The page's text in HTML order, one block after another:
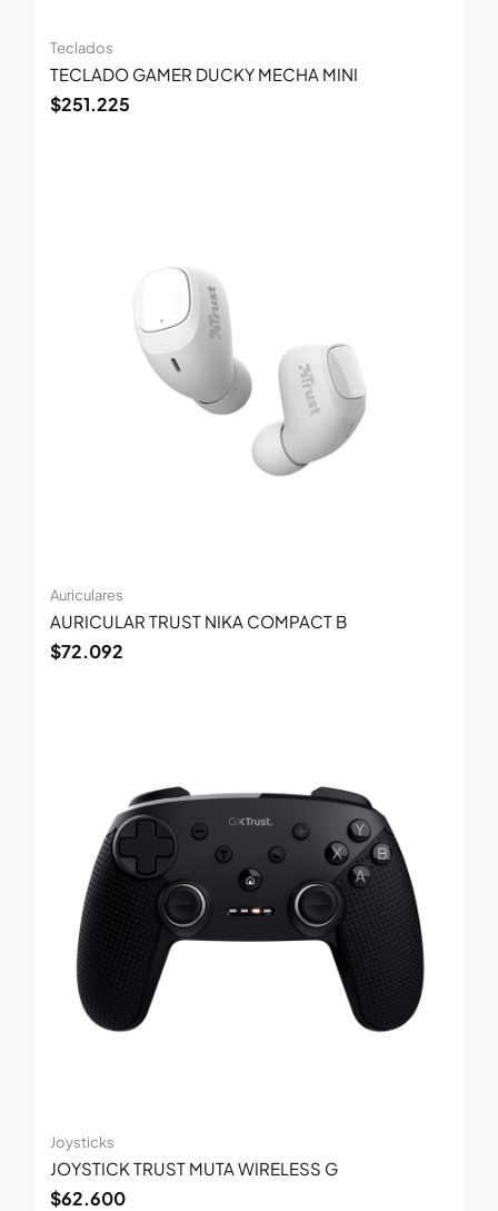
Teclados
TECLADO GAMER DUCKY MECHA MINI
$251.225
Auriculares
AURICULAR TRUST NIKA COMPACT B
$72.092
Joysticks
JOYSTICK TRUST MUTA WIRELESS G
$62.600